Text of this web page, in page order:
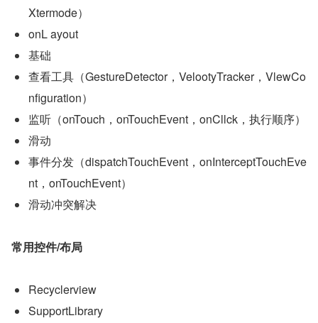
Xtermode）
onL ayout
基础
查看工具（GestureDetector，VelootyTracker，VlewCo
nfiguration）
监听（onTouch，onTouchEvent，onCllck，执行顺序）
滑动
事件分发（dispatchTouchEvent，onInterceptTouchEve
nt，onTouchEvent）
滑动冲突解决
常用控件/布局
Recyclerview
SupportLibrary